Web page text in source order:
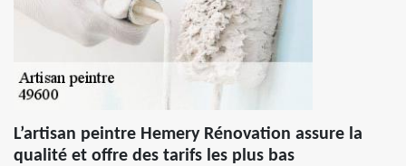
L’artisan peintre Hemery Rénovation assure la
qualité et offre des tarifs les plus bas